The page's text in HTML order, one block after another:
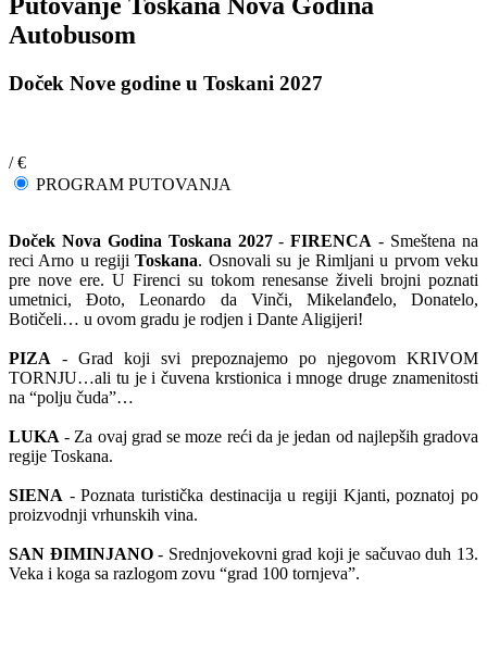
Autobusom
Doček Nove godine u Toskani 2027
/ €
PROGRAM PUTOVANJA
Doček Nova Godina Toskana 2027- FIRENCA- Smeštena na
reci Arno u regijiToskana. Osnovali su je Rimljani u prvom veku
pre nove ere. U Firenci su tokom renesanse živeli brojni poznati
umetnici, Đoto, Leonardo da Vinči, Mikelanđelo, Donatelo,
Botičeli… u ovom gradu je rodjen i Dante Aligijeri!
PIZA - Grad koji svi prepoznajemo po njegovom KRIVOM
TORNJU…ali tu je i čuvena krstionica i mnoge druge znamenitosti
na “polju čuda”…
LUKA- Za ovaj grad se moze reći da je jedan od najlepših gradova
regije Toskana.
SIENA - Poznata turistička destinacija u regiji Kjanti, poznatoj po
proizvodnji vrhunskih vina.
SAN ĐIMINJANO- Srednjovekovni grad koji je sačuvao duh 13.
Veka i koga sa razlogom zovu “grad 100 tornjeva”.